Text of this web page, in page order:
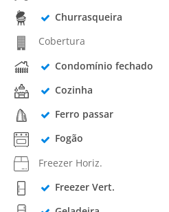
Churrasqueira
Cobertura
Condomínio fechado
Cozinha
Ferro passar
Fogão
Freezer Horiz.
Freezer Vert.